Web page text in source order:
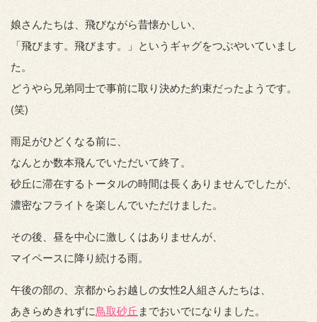
娘さんたちは、飛びながら昔懐かしい、
「飛びます。飛びます。」というギャグをつぶやいていまし
た。
どうやら兄弟同士で事前に取り決めた約束だったようです。
(笑)
雨足がひどくなる前に、
なんとか数本飛んでいただいて終了。
砂丘に滞在するトータルの時間は長くありませんでしたが、
濃密なフライトを楽しんでいただけました。
その後、昼を中心に激しくはありませんが、
マイペースに降り続ける雨。
午後の部の、京都からお越しの女性2人組さんたちは、
あきらめきれずに鳥取砂丘 までおいでになりました。